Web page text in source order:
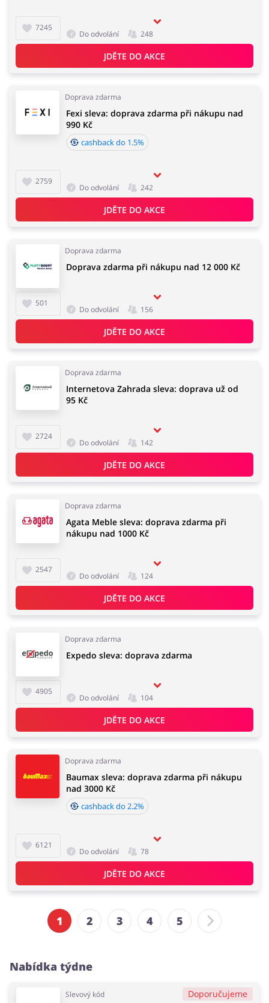
7245
Do odvolání 248
JDĚTE DO AKCE
Doprava zdarma
2759
Fexi sleva: doprava zdarma při nákupu nad
990 Kč
cashback do 1.5%
Do odvolání 242
JDĚTE DO AKCE
Doprava zdarma
501
Doprava zdarma při nákupu nad 12 000 Kč
Do odvolání 156
JDĚTE DO AKCE
Doprava zdarma
2724
Internetova Zahrada sleva: doprava už od
95 Kč
Do odvolání 142
JDĚTE DO AKCE
Doprava zdarma
2547
Agata Meble sleva: doprava zdarma při
nákupu nad 1000 Kč
Do odvolání 124
JDĚTE DO AKCE
Doprava zdarma
4905
Expedo sleva: doprava zdarma
Do odvolání 104
JDĚTE DO AKCE
Doprava zdarma
6121
Baumax sleva: doprava zdarma při nákupu
nad 3000 Kč
cashback do 2.2%
Do odvolání 78
JDĚTE DO AKCE
1 2 3 4 5
Nabídka týdne
Slevový kód Doporučujeme